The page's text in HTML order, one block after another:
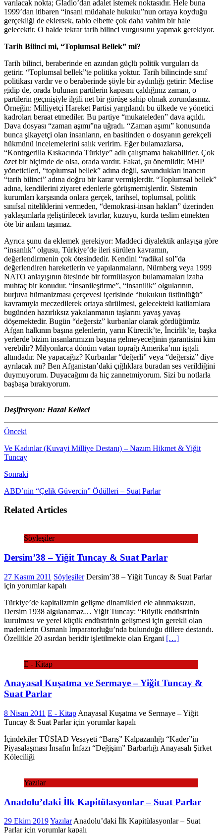
varılacak nokta; Gladio’dan adalet istemek noktasıdır. Hele buna
1999’dan itibaren “insani müdahale hukuku”nun ortaya koyduğu
gerçekliği de eklersek, tablo elbette çok daha vahim bir hale
gelecektir. O halde tekrar tarih bilinci vurgusunu yapmak gerekiyor.
Tarih Bilinci mi, “Toplumsal Bellek” mi?
Tarih bilinci, beraberinde en azından güçlü politik vurguları da
getirir. “Toplumsal bellek”te politika yoktur. Tarih bilincinde sınıf
politikası vardır ve o beraberinde şöyle bir aydınlığı getirir: Meclise
gidip de, orada bulunan partilerin kapısını çaldığınız zaman, o
partilerin geçmişiyle ilgili net bir görüşe sahip olmak zorundasınız.
Örneğin: Milliyetçi Hareket Partisi yargılandı bu ülkede ve yönetici
kadroları beraat etmediler. Bu partiye “mukateleden” dava açıldı.
Dava dosyası “zaman aşımı”na uğradı. “Zaman aşımı” konusunda
bunca şikayetçi olan insanların, en basitinden o dosyanın gerekçeli
hükmünü incelemelerini salık veririm. Eğer bulamazlarsa,
“Kontrgerilla Kıskacında Türkiye” adlı çalışmama bakabilirler. Çok
özet bir biçimde de olsa, orada vardır. Fakat, şu önemlidir; MHP
yöneticileri, “toplumsal bellek” adına değil, savundukları inancın
“tarih bilinci” adına doğru bir karar vermişlerdir. “Toplumsal bellek”
adına, kendilerini ziyaret edenlerle görüşmemişlerdir. Sistemin
kurumları karşısında onlara gerçek, tarihsel, toplumsal, politik
sınıfsal niteliklerini vermeden, “demokrasi-insan hakları” üzerinden
yaklaşımlarla geliştirilecek tavırlar, kuzuyu, kurda teslim etmekten
öte bir anlam taşımaz.
Ayrıca şunu da eklemek gerekiyor: Maddeci diyalektik anlayışa göre
“insanlık” olgusu, Türkiye’de ileri sürülen kavramın,
değerlendirmenin çok ötesindedir. Kendini “radikal sol”da
değerlendiren hareketlerin ve yapılanmaların, Nürnberg veya 1999
NATO anlayışının ötesinde bir formülasyon bulamamaları izaha
muhtaç bir konudur. “İnsanileştirme”, “insanilik” olgularının,
burjuva hümanizması çerçevesi içerisinde “hukukun üstünlüğü”
kavramıyla meczedilerek ortaya sürülmesi, gelecekteki katliamlara
bugünden hazırlıksız yakalanmanın taşlarını yavaş yavaş
döşemektedir. Bugün “değersiz” kurbanlar olarak gördüğümüz
Afgan halkının başına gelenlerin, yarın Kürecik’te, İncirlik’te, başka
yerlerde bizim insanlarımızın başına gelmeyeceğinin garantisini kim
verebilir? Milyonlarca dönüm vatan toprağı Amerika’nın işgali
altındadır. Ne yapacağız? Kurbanlar “değerli” veya “değersiz” diye
ayrılacak mı? Ben Afganistan’daki çığlıklara buradan ses verildiğini
duymuyorum. Duyacağımı da hiç zannetmiyorum. Sizi bu notlarla
başbaşa bırakıyorum.
Deşifrasyon: Hazal Kelleci
Önceki
Ve Kadınlar (Kuvayi Milliye Destanı) – Nazım Hikmet & Yiğit
Tuncay
Sonraki
ABD’nin “Çelik Güvercin” Ödülleri – Suat Parlar
Related Articles
Söyleşiler
Dersim’38 – Yiğit Tuncay & Suat Parlar
27 Kasım 2011 Söyleşiler Dersim’38 – Yiğit Tuncay & Suat Parlar
için yorumlar kapalı
Türkiye’de kapitalizmin gelişme dinamikleri ele alınmaksızın,
Dersim 1938 algılanamaz… Yiğit Tuncay: “Büyük endüstrinin
kurulması ve yerel küçük endüstrinin gelişmesi için gerekli olan
madenlerin Osmanlı İmparatorluğu’nda bulunduğu dillere destandı.
Özellikle 20 asırdan beridir işletilmekte olan Ergani […]
E - Kitap
Anayasal Kuşatma ve Sermaye – Yiğit Tuncay &
Suat Parlar
8 Nisan 2011 E - Kitap Anayasal Kuşatma ve Sermaye – Yiğit
Tuncay & Suat Parlar için yorumlar kapalı
İçindekiler TÜSİAD Vesayeti “Barış” Kalpazanlığı “Kader”in
Piyasalaşması İnsafın İnfazı “Değişim” Barbarlığı Anayasalı Şirket
Köleciliği
Yazılar
Anadolu’daki İlk Kapitülasyonlar – Suat Parlar
29 Ekim 2019YazılarAnadolu’daki İlk Kapitülasyonlar – Suat
Parlar için yorumlar kapalı